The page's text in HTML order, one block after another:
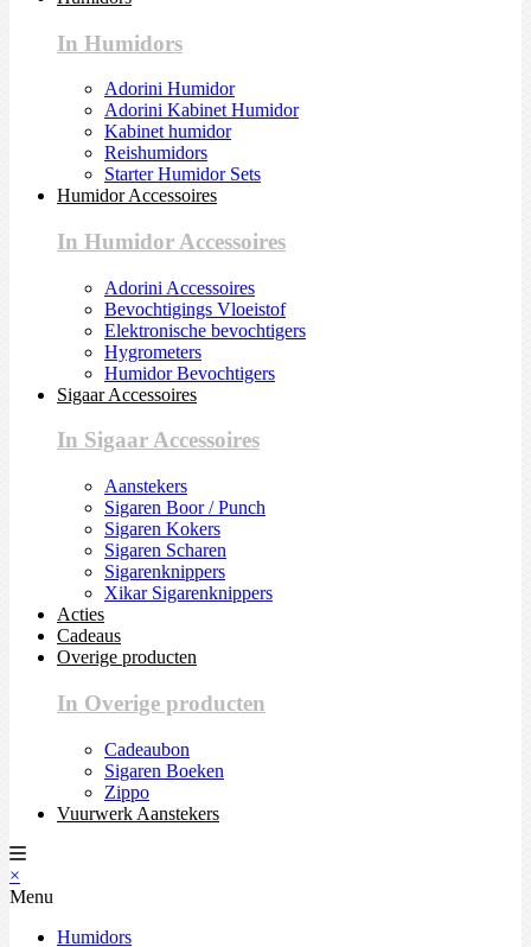
In Humidors
Adorini Humidor
Adorini Kabinet Humidor
Kabinet humidor
Reishumidors
Starter Humidor Sets
Humidor Accessoires
In Humidor Accessoires
Adorini Accessoires
Bevochtigings Vloeistof
Elektronische bevochtigers
Hygrometers
Humidor Bevochtigers
Sigaar Accessoires
In Sigaar Accessoires
Aanstekers
Sigaren Boor / Punch
Sigaren Kokers
Sigaren Scharen
Sigarenknippers
Xikar Sigarenknippers
Acties
Cadeaus
Overige producten
In Overige producten
Cadeaubon
Sigaren Boeken
Zippo
Vuurwerk Aanstekers
×
Menu
Humidors